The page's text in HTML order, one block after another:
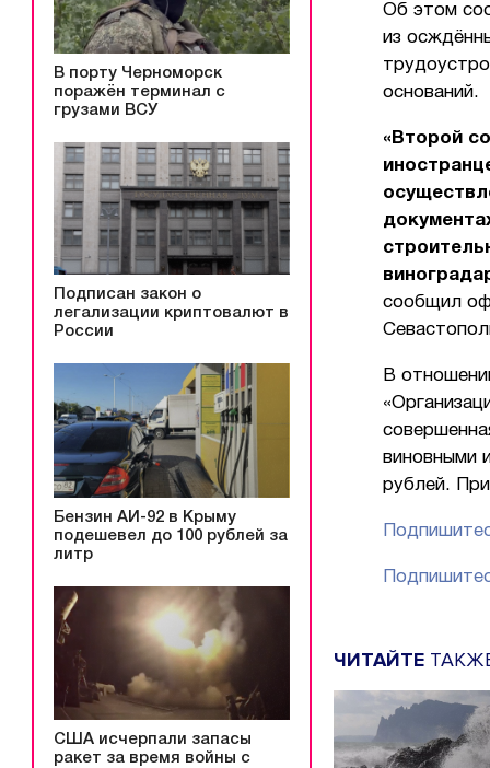
В порту Черноморск
поражён терминал с
грузами ВСУ
Подписан закон о
легализации криптовалют в
России
Бензин АИ-92 в Крыму
подешевел до 100 рублей за
литр
США исчерпали запасы
ракет за время войны с
Об этом
из
оснований.
«Второй
сообщил
В
виновными
рублей.
ЧИТАЙТЕ